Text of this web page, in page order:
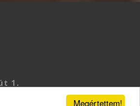
Megértettem!
1.